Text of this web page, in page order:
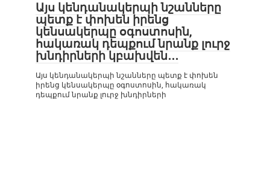
Այս կենդանակերպի նշանները
պետք է փոխեն իրենց
կենսակերպը օգոստոսին,
հակառակ դեպքում նրանք լուրջ
խնդիրների կբախվեն․․․
Այս կենդանակերպի նշանները պետք է փոխեն
իրենց կենսակերպը օգոստոսին, հակառակ
դեպքում նրանք լուրջ խնդիրների